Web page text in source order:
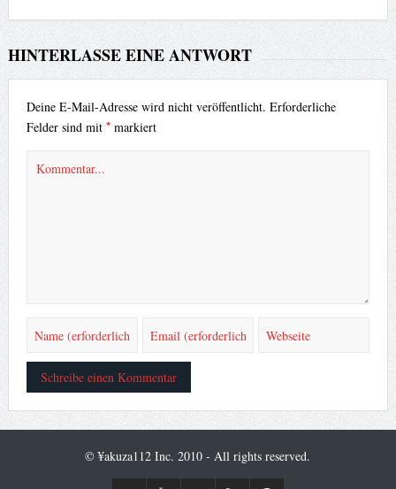
HINTERLASSE EINE ANTWORT
Deine E-Mail-Adresse wird nicht veröffentlicht. Erforderliche
Felder sind mit *markiert
© ¥akuza112 Inc. 2010 - All rights reserved.